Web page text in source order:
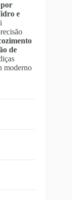
e
de
moderno